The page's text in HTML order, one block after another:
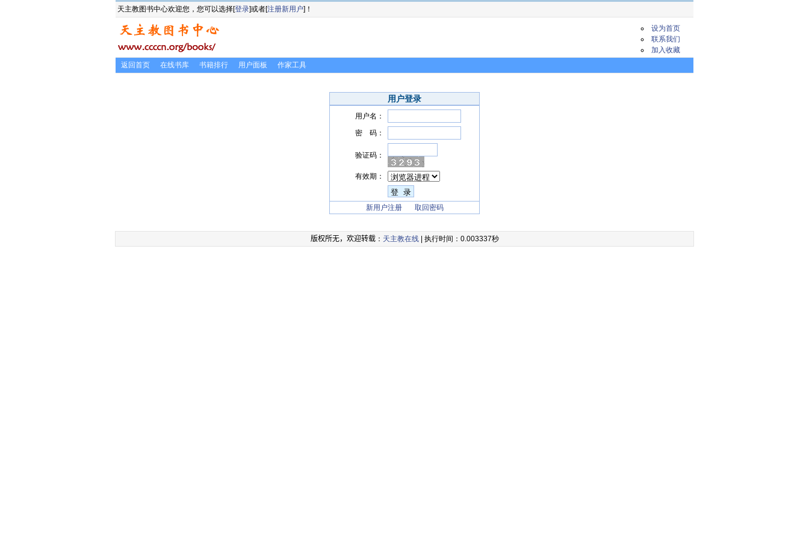
天主教图书中心欢迎您，您可以选择[登录]或者[注册新用户]！
设为首页
联系我们
加入收藏
返回首页
在线书库 书籍排行 用户面板 作家工具
用户登录
用户名：
密 码：
验证码：
有效期：
新用户注册 取回密码
版权所无，欢迎转载： 天主教在线| 执行时间：0.003337秒